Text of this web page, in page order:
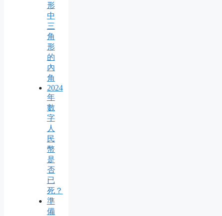
形
中
三
角
形
的
內
角
2024
年
數
字
人
民
幣
是
否
已
死？
準
備